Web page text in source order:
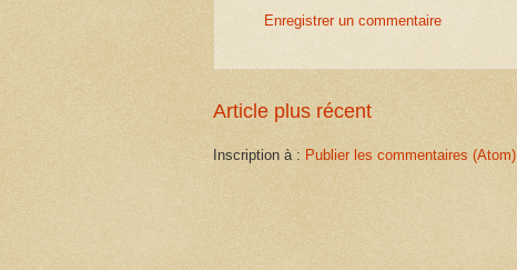
Enregistrer un commentaire
Article plus récent
Inscription à : Publier les commentaires (Atom)